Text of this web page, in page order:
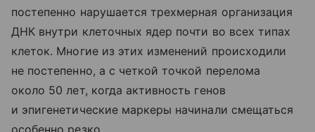
постепенно нарушается трехмерная организация
ДНК внутри клеточных ядер почти во всех типах
клеток. Многие из этих изменений происходили
не постепенно, а с четкой точкой перелома
около 50 лет, когда активность генов
и эпигенетические маркеры начинали смещаться
особенно резко.